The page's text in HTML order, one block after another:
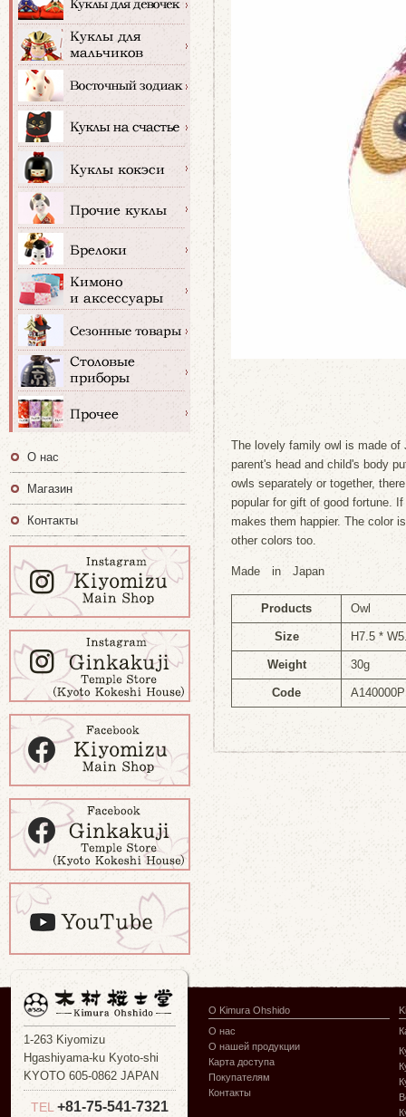
The lovely family owl is made of
parent's head and child's body
owls separately or together,
popular for gift of good fortune.
makes them happier. The color
other colors too.
Made in Japan
Products Owl
Size H7.5 *
Weight 30g
Code
О нас
Магазин
Контакты
1-263 Kiyomizu
Hgashiyama-ku Kyoto-shi
KYOTO 605-0862 JAPAN
TEL +81-75-541-7321
О Kimura Ohshido
О нас
О нашей продукции
Карта доступа
Покупателям
Контакты